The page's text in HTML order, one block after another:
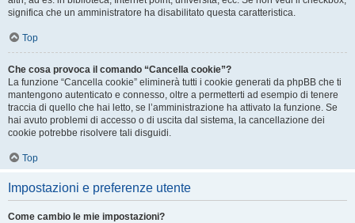
significa che un amministratore ha disabilitato questa caratteristica.
Top
Che cosa provoca il comando “Cancella cookie”?
La funzione “Cancella cookie” eliminerà tutti i cookie generati da phpBB che ti
mantengono autenticato e connesso, oltre a permetterti ad esempio di tenere
traccia di quello che hai letto, se l’amministrazione ha attivato la funzione. Se
hai avuto problemi di accesso o di uscita dal sistema, la cancellazione dei
cookie potrebbe risolvere tali disguidi.
Top
Impostazioni e preferenze utente
Come cambio le mie impostazioni?